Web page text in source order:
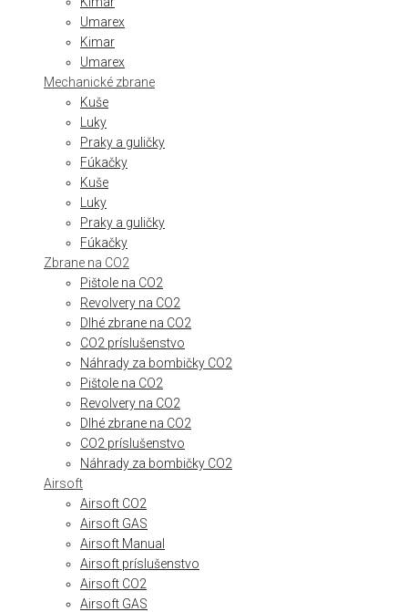
Umarex
Kimar
Umarex
Mechanické zbrane
Kuše
Luky
Praky a guličky
Fúkačky
Kuše
Luky
Praky a guličky
Fúkačky
Zbrane na CO2
Pištole na CO2
Revolvery na CO2
Dlhé zbrane na CO2
CO2 príslušenstvo
Náhrady za bombičky CO2
Pištole na CO2
Revolvery na CO2
Dlhé zbrane na CO2
CO2 príslušenstvo
Náhrady za bombičky CO2
Airsoft
Airsoft CO2
Airsoft GAS
Airsoft Manual
Airsoft príslušenstvo
Airsoft CO2
Airsoft GAS